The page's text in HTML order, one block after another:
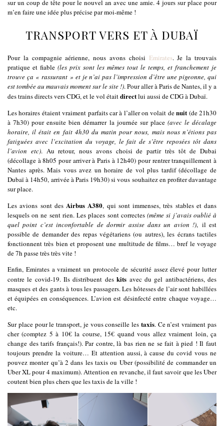
sur un coup de tête pour le nouvel an avec une amie. 4 jours sur place pour
m’en faire une idée plus précise par moi-même !
TRANSPORT VERS ET À DUBAÏ
Pour la compagnie aérienne, nous avons choisi Emirates. Je la trouvais
pratique et fiable (les prix sont les mêmes tout le temps, et franchement je
trouve ça « rassurant » et je n’ai pas l’impression d’être une pigeonne, qui
est tombée au mauvais moment sur le site !). Pour aller à Paris de Nantes, il y a
des trains directs vers CDG, et le vol étaitdirectlui aussi de CDG à Dubaï.
Les horaires étaient vraiment parfaits car à l’aller on volait denuit (de 21h30
à 7h30) pour ensuite bien démarrer la journée sur place (avec le décalage
horaire, il était en fait 4h30 du matin pour nous, mais nous n’étions pas
fatiguées avec l’excitation du voyage, le fait de s’être reposées tôt dans
l’avion etc). Au retour, nous avons choisi de partir très tôt de Dubai
(décollage à 8h05 pour arriver à Paris à 12h40) pour rentrer tranquillement à
Nantes après. Mais vous avez un horaire de vol plus tardif (décollage de
Dubaï à 14h50, arrivée à Paris 19h30) si vous souhaitez en profiter davantage
sur place.
Les avions sont des Airbus A380, qui sont immenses, très stables et dans
lesquels on ne sent rien. Les places sont correctes(même si j’avais oublié à
quel point c’est inconfortable de dormir assise dans un avion !), il est
possible de demander des repas végétariens (ou autres), les écrans tactiles
fonctionnent très bien et proposent une multitude de films… bref le voyage
de 7h passe très très vite !
Enfin, Emirates a vraiment un protocole de sécurité assez élevé pour lutter
contre le covid-19. Ils distribuent deskits avec du gel antibactériens, des
masques et des gants à tous les passagers. Les hôtesses de l’air sont habillées
et équipées en conséquences. L’avion est désinfecté entre chaque voyage…
etc.
Sur place pour le transport, je vous conseille les taxis. Ce n’est vraiment pas
cher (comptez 5 à 10€ la course, 15€ quand vous allez vraiment loin, ça
change des tarifs français!). Par contre, là bas rien ne se fait à pied ! Il faut
toujours prendre la voiture… Et attention aussi, à cause du covid vous ne
pouvez monter qu’à 2 dans les taxis ou Uber (possibilité de commander un
Uber XL pour 4 maximum). Attention en revanche, il faut savoir que les Uber
coutent bien plus chers que les taxis de la ville !